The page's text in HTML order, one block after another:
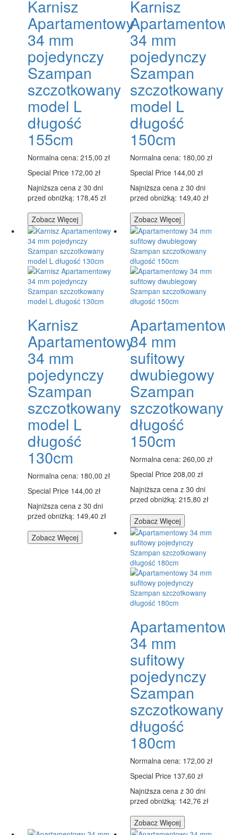
Karnisz
Apartamentowy
34 mm
pojedynczy
Szampan
szczotkowany
model L
długość
155cm
Normalna cena: 215,00 zł
Special Price 172,00 zł
Najniższa cena z 30 dni
przed obniżką: 178,45 zł
Zobacz Więcej
Karnisz
34 mm
pojedynczy
Szampan
szczotkowany
model L
długość
150cm
Normalna cena: 180,00 zł
Special Price 144,00 zł
Najniższa cena z 30 dni
przed obniżką: 149,40 zł
Zobacz Więcej
Karnisz
Apartamentowy
34 mm
pojedynczy
Szampan
szczotkowany
model L
długość
130cm
Normalna cena: 180,00 zł
Special Price 144,00 zł
Najniższa cena z 30 dni
przed obniżką: 149,40 zł
Zobacz Więcej
34 mm
sufitowy
dwubiegowy
Szampan
szczotkowany
długość
150cm
Normalna cena: 260,00 zł
Special Price 208,00 zł
Najniższa cena z 30 dni
przed obniżką: 215,80 zł
Zobacz Więcej
34 mm
sufitowy
pojedynczy
Szampan
szczotkowany
długość
180cm
Normalna cena: 172,00 zł
Special Price 137,60 zł
Najniższa cena z 30 dni
przed obniżką: 142,76 zł
Zobacz Więcej